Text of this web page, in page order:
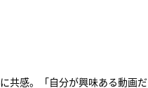
共感。「自分が興味ある動画